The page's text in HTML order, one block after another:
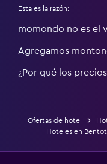
Esta es la razón:
momondo no es el
Agregamos
¿Por qué los
Ofertas de hotel
Hoteles en